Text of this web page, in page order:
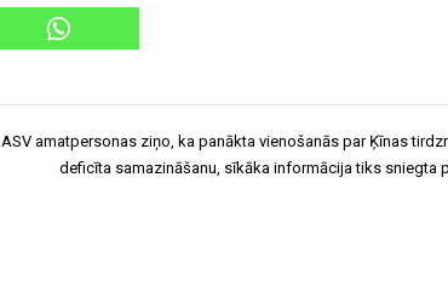
ASV amatpersonas ziņo, ka panākta vienošanās par Ķīnas
deficīta samazināšanu, sīkāka informācija tiks sniegta